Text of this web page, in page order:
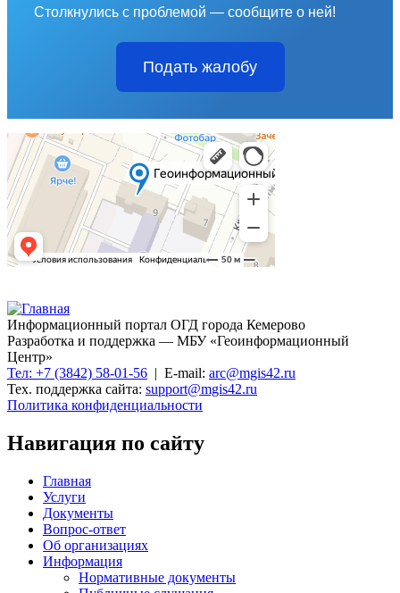
Столкнулись с проблемой — сообщите о ней!
Подать жалобу
Информационный портал ОГД города Кемерово
Разработка и поддержка — МБУ «Геоинформационный
Центр»
Тел: +7 (3842) 58-01-56 | E-mail: arc@mgis42.ru
Тех. поддержка сайта: support@mgis42.ru
Политика конфиденциальности
Навигация по сайту
Главная
Услуги
Документы
Вопрос-ответ
Об организациях
Информация
Нормативные документы